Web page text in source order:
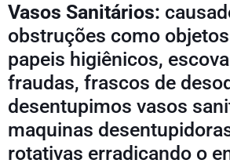
Vasos Sanitários:
obstruções como
papeis higiênicos,
fraudas, frascos de
desentupimos vasos
maquinas
rotativas erradicando o